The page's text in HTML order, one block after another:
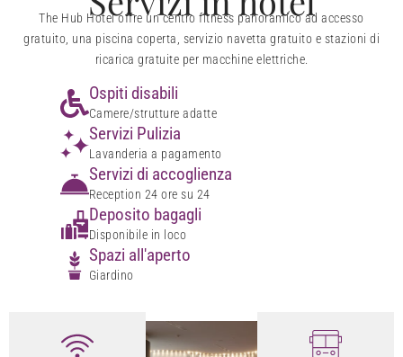
The Hub Hotel offre un centro fitness panoramico ad accesso
gratuito, una piscina coperta, servizio navetta gratuito e stazioni di
ricarica gratuite per macchine elettriche.
Ospiti disabili
Camere/strutture adatte
Servizi Pulizia
Lavanderia a pagamento
Servizi di accoglienza
Reception 24 ore su 24
Deposito bagagli
Disponibile in loco
Spazi all'aperto
Giardino